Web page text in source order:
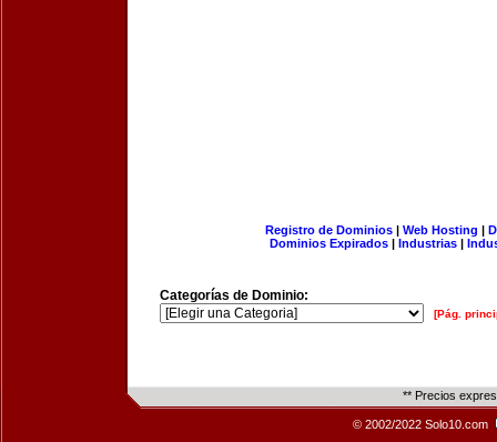
Registro de Dominios| Web Hosting |
Dominios Expirados | Industrias |
Categorías de Dominio:
[Pág.
** Precios
© 2002/2022 Solo10.com